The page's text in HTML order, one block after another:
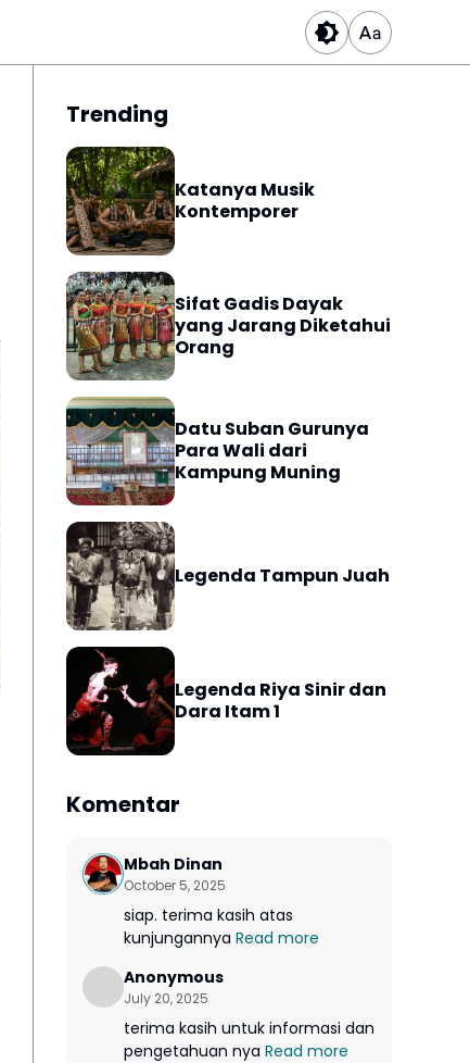
Trending
Katanya Musik
Kontemporer
Sifat Gadis Dayak
yang Jarang Diketahui
Orang
Datu Suban Gurunya
Para Wali dari
Kampung Muning
Legenda Tampun Juah
Legenda Riya Sinir dan
Dara Itam 1
Komentar
Mbah Dinan
October 5, 2025
siap. terima kasih atas
kunjungannya Read more
Anonymous
July 20, 2025
terima kasih untuk informasi dan
pengetahuan nya Read more